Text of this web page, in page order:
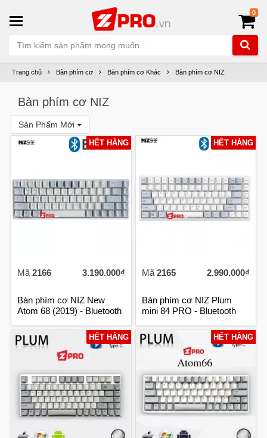
0
Trang chủ Bàn phím cơ Bàn phím cơ Khác Bàn phím cơ NIZ
Bàn phím cơ NIZ
Sản Phẩm Mới
HẾT HÀNG
Mã 2166 3.190.000₫
Bàn phím cơ NIZ New
Atom 68 (2019) - Bluetooth
HẾT HÀNG
Mã 2165 2.990.000₫
Bàn phím cơ NIZ Plum
mini 84 PRO - Bluetooth
HẾT HÀNG HẾT HÀNG